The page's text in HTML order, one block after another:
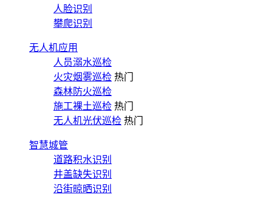
人脸识别
攀爬识别
无人机应用
人员溺水巡检
火灾烟雾巡检 热门
森林防火巡检
施工裸土巡检 热门
无人机光伏巡检 热门
智慧城管
道路积水识别
井盖缺失识别
沿街晾晒识别